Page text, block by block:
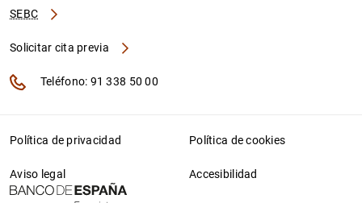
SEBC
Solicitar cita previa
Teléfono: 91 338 50 00
Política de privacidad Política de cookies
Aviso legal Accesibilidad